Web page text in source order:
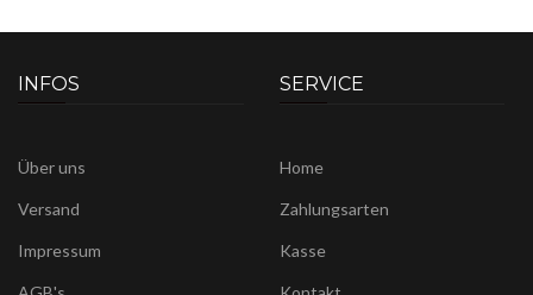
INFOS
Über uns
Versand
Impressum
SERVICE
Home
Zahlungsarten
Kasse